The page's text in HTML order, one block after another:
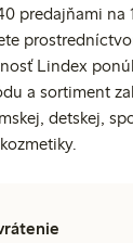
predajňami na
Lindex
a sortiment
detskej,
kozmetiky.